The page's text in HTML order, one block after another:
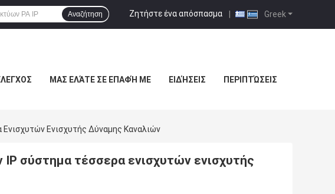
Greek
Ζητήστε ένα απόσπασμα |
Αναζήτηση
ΜΑΣ ΕΛΆΤΕ ΣΕ ΕΠΑΦΉ ΜΕ ΕΙΔΉΣΕΙΣ ΠΕΡΙΠΤΏΣΕΙΣ
Ενισχυτής Δύναμης Καναλιών
σύστημα τέσσερα ενισχυτών ενισχυτής